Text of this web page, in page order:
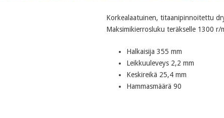
Korkealaatuinen, titaanipinnoitettu
Maksimikierrosluku teräkselle 1300 r/
Halkaisija 355 mm
Leikkuuleveys 2,2 mm
Keskireikä 25,4 mm
Hammasmäärä 90